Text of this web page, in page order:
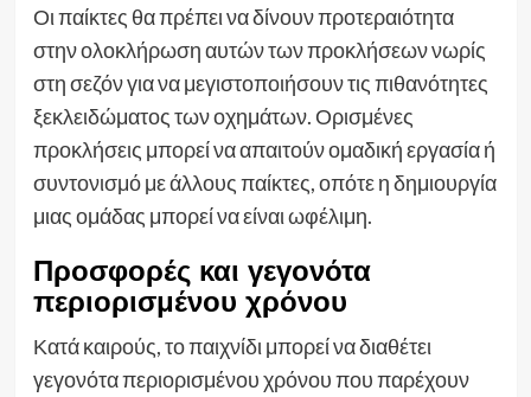
Οι παίκτες θα πρέπει να δίνουν προτεραιότητα
στην ολοκλήρωση αυτών των προκλήσεων νωρίς
στη σεζόν για να μεγιστοποιήσουν τις πιθανότητες
ξεκλειδώματος των οχημάτων. Ορισμένες
προκλήσεις μπορεί να απαιτούν ομαδική εργασία ή
συντονισμό με άλλους παίκτες, οπότε η δημιουργία
μιας ομάδας μπορεί να είναι ωφέλιμη.
Προσφορές και γεγονότα
περιορισμένου χρόνου
Κατά καιρούς, το παιχνίδι μπορεί να διαθέτει
γεγονότα περιορισμένου χρόνου που παρέχουν